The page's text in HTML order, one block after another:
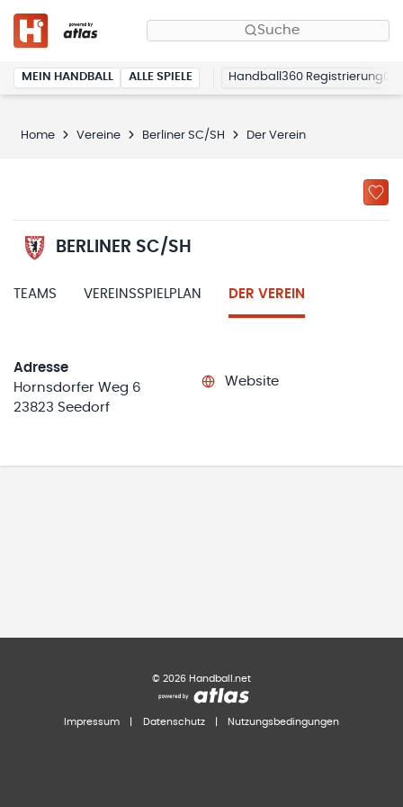
Suche
MEIN HANDBALL ALLE SPIELE Handball360 Registrierung
Home Vereine Berliner SC/SH Der Verein
BERLINER SC/SH
TEAMS VEREINSSPIELPLAN DER VEREIN
Adresse
Hornsdorfer Weg 6
23823 Seedorf
Website
© 2026 Handball.net
Impressum Datenschutz Nutzungsbedingungen